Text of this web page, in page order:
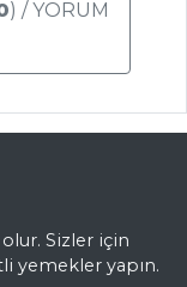
) / YORUM
Sizler için
yemekler yapın.